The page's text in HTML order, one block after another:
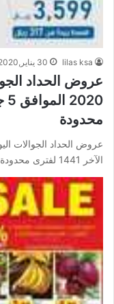
lilas ksa 30 يناير,2020
محدودة
الآخر 1441 لفترى محدودة عروض الحداد الجوالات اليوم الخميس 30…